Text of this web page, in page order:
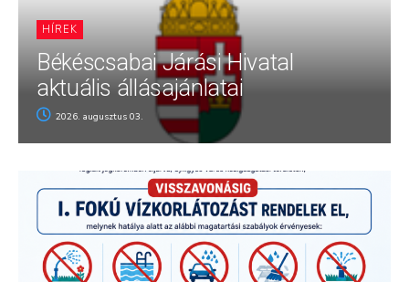
HÍREK
Békéscsabai Járási Hivatal
aktuális állásajánlatai
2026. augusztus 03.